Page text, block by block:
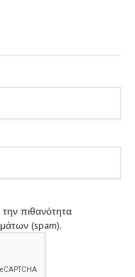
την πιθανότητα
(spam).